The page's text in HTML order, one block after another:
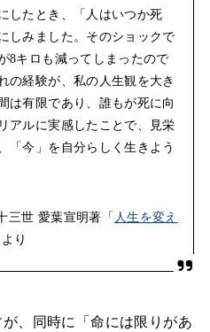
したとき、「人はいつか死
しみました。そのショックで
8キロも減ってしまったので
の経験が、私の人生観を大き
は有限であり、誰もが死に向
アルに実感したことで、見栄
「今」を自分らしく生きよう
三世 愛葉宣明著「 人生を変え
より
、同時に「命には限りがあ